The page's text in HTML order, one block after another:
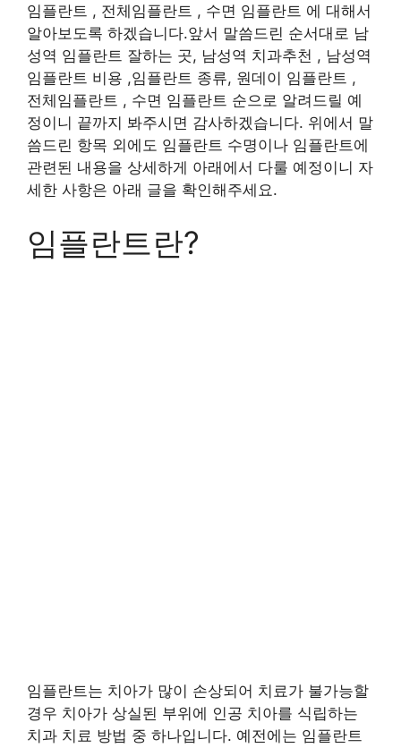
임플란트 , 전체임플란트 , 수면 임플란트 에 대해서
알아보도록 하겠습니다.앞서 말씀드린 순서대로 남
성역 임플란트 잘하는 곳, 남성역 치과추천 , 남성역
임플란트 비용 ,임플란트 종류, 원데이 임플란트 ,
전체임플란트 , 수면 임플란트 순으로 알려드릴 예
정이니 끝까지 봐주시면 감사하겠습니다. 위에서 말
씀드린 항목 외에도 임플란트 수명이나 임플란트에
관련된 내용을 상세하게 아래에서 다룰 예정이니 자
세한 사항은 아래 글을 확인해주세요.
임플란트란?
임플란트는 치아가 많이 손상되어 치료가 불가능할
경우 치아가 상실된 부위에 인공 치아를 식립하는
치과 치료 방법 중 하나입니다. 예전에는 임플란트